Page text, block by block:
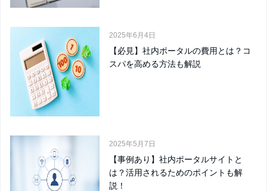
2025年6月4日
【必見】社内ポータルの費用とは？コ
スパを高める方法も解説
2025年5月7日
【事例あり】社内ポータルサイトと
は？活用されるためのポイントも解
説！